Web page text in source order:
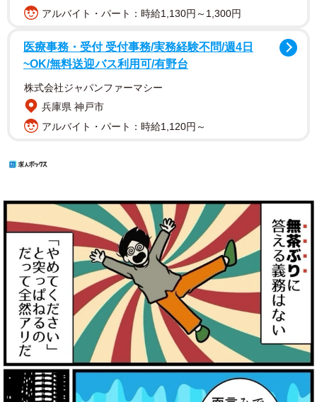
アルバイト・パート：時給1,130円～1,300円
医療事務・受付 受付事務/実務経験不問/週4日
~OK/無料送迎バス利用可/有野台
株式会社ジャパンファーマシー
兵庫県 神戸市
アルバイト・パート：時給1,120円～